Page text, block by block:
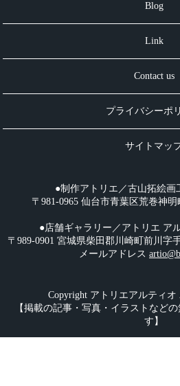
Blog
Link
Contact us
プライバシーポ
サイトマッ
●制作アトリエ／古山拓絵画
〒981-0965 仙台市青葉区荒巻神
●店舗ギャラリー／アトリエ ア
〒989-0901 宮城県柴田郡川崎町前川字
メールアドレス
Copyright アトリエアルティオ
【掲載の記事・写真・イラストなど
す】